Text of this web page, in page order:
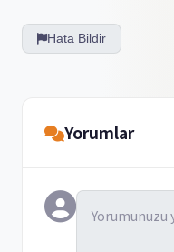
Hata Bildir
Yorumlar